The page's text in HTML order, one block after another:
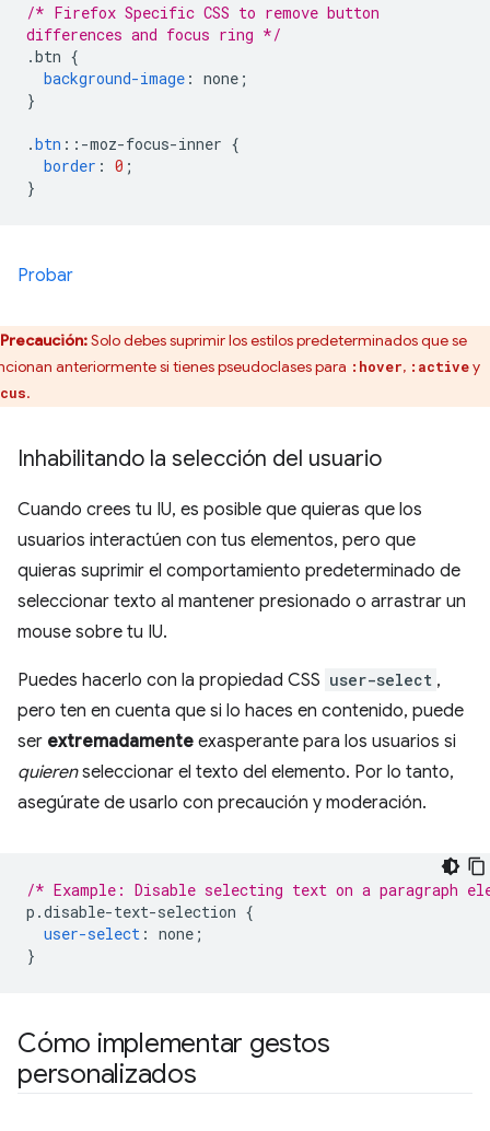
/* Firefox Specific CSS to remove button
differences and focus ring */
.btn {
background-image : none ;
}
.btn ::-moz-focus-inner {
border : 0 ;
}
Probar
Precaución:Solo debes suprimir los estilos predeterminados que se
anteriormente si tienes pseudoclases para :hover, :activey
.
Inhabilitando la selección del usuario
Cuando crees tu IU, es posible que quieras que los
usuarios interactúen con tus elementos, pero que
quieras suprimir el comportamiento predeterminado de
seleccionar texto al mantener presionado o arrastrar un
mouse sobre tu IU.
Puedes hacerlo con la propiedad CSS user-select ,
pero ten en cuenta que si lo haces en contenido, puede
ser extremadamente exasperante para los usuarios si
quierenseleccionar el texto del elemento. Por lo tanto,
asegúrate de usarlo con precaución y moderación.
/* Example: Disable selecting text on a paragraph
p .disable-text-selection {
user-select : none ;
}
Cómo implementar gestos
personalizados